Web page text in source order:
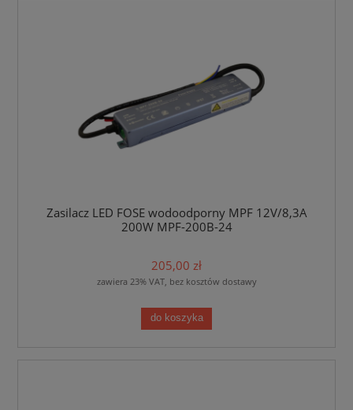
Zasilacz LED FOSE wodoodporny MPF 12V/8,3A
200W MPF-200B-24
205,00 zł
zawiera 23% VAT, bez kosztów dostawy
do koszyka